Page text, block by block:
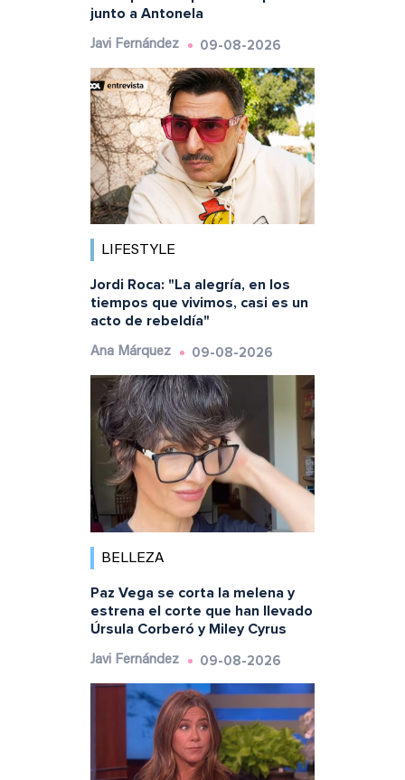
junto a Antonela
Javi Fernández 09-08-2026
LIFESTYLE
Jordi Roca: "La alegría, en los
tiempos que vivimos, casi es un
acto de rebeldía"
Ana Márquez 09-08-2026
BELLEZA
Paz Vega se corta la melena y
estrena el corte que han llevado
Úrsula Corberó y Miley Cyrus
Javi Fernández 09-08-2026